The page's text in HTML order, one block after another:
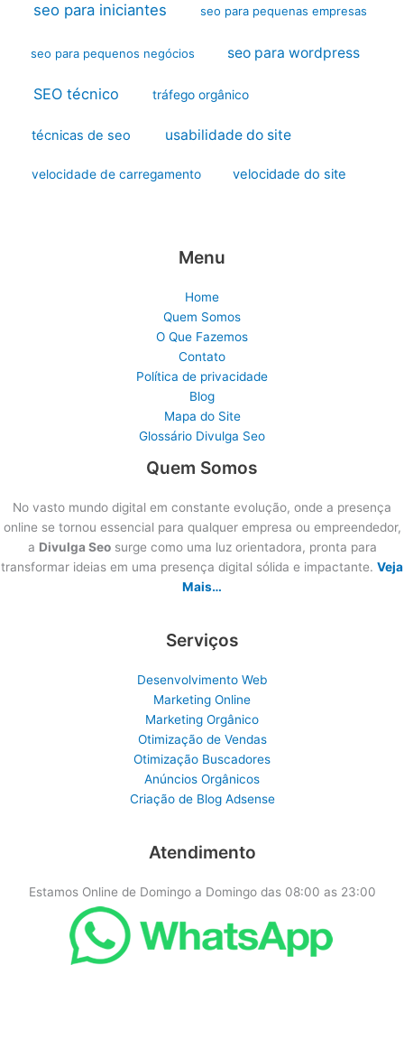
seo para iniciantes seo para pequenas empresas
seo para pequenos negócios seo para wordpress
SEO técnico tráfego orgânico
técnicas de seo usabilidade do site
velocidade de carregamento velocidade do site
Menu
Home
Quem Somos
O Que Fazemos
Contato
Política de privacidade
Blog
Mapa do Site
Glossário Divulga Seo
Quem Somos
No vasto mundo digital em constante evolução, onde a presença
online se tornou essencial para qualquer empresa ou empreendedor,
a Divulga Seosurge como uma luz orientadora, pronta para
transformar ideias em uma presença digital sólida e impactante. Veja
Mais…
Serviços
Desenvolvimento Web
Marketing Online
Marketing Orgânico
Otimização de Vendas
Otimização Buscadores
Anúncios Orgânicos
Criação de Blog Adsense
Atendimento
Estamos Online de Domingo a Domingo das 08:00 as 23:00